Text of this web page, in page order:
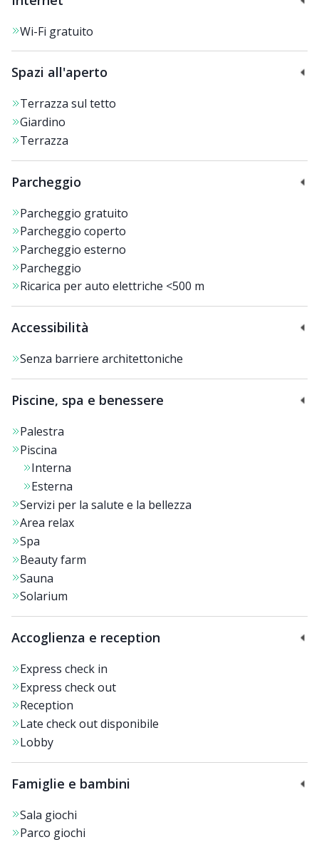
Wi-Fi gratuito
Spazi all'aperto
Terrazza sul tetto
Giardino
Terrazza
Parcheggio
Parcheggio gratuito
Parcheggio coperto
Parcheggio esterno
Parcheggio
Ricarica per auto elettriche <500 m
Accessibilità
Senza barriere architettoniche
Piscine, spa e benessere
Palestra
Piscina
Interna
Esterna
Servizi per la salute e la bellezza
Area relax
Spa
Beauty farm
Sauna
Solarium
Accoglienza e reception
Express check in
Express check out
Reception
Late check out disponibile
Lobby
Famiglie e bambini
Sala giochi
Parco giochi